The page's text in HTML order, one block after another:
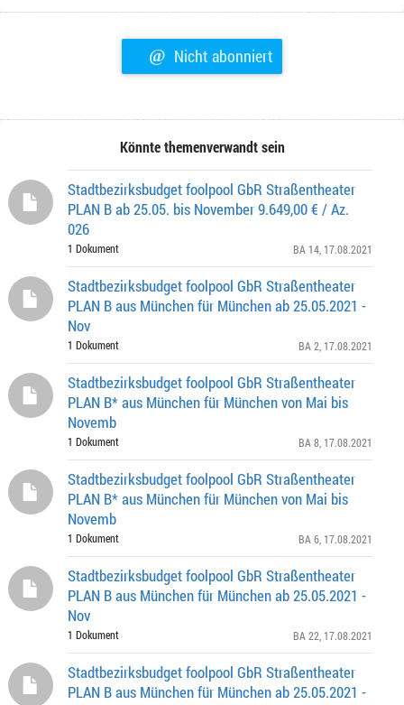
@ Nicht abonniert
Könnte themenverwandt sein
Stadtbezirksbudget foolpool GbR Straßentheater
PLAN B ab 25.05. bis November 9.649,00 € / Az.
026
1 Dokument BA 14 , 17.08.2021
Stadtbezirksbudget foolpool GbR Straßentheater
PLAN B aus München für München ab 25.05.2021 -
Nov
1 Dokument BA 2 , 17.08.2021
Stadtbezirksbudget foolpool GbR Straßentheater
PLAN B* aus München für München von Mai bis
Novemb
1 Dokument BA 8 , 17.08.2021
Stadtbezirksbudget foolpool GbR Straßentheater
PLAN B* aus München für München von Mai bis
Novemb
1 Dokument BA 6 , 17.08.2021
Stadtbezirksbudget foolpool GbR Straßentheater
PLAN B aus München für München ab 25.05.2021 -
Nov
1 Dokument BA 22 , 17.08.2021
Stadtbezirksbudget foolpool GbR Straßentheater
PLAN B aus München für München ab 25.05.2021 -